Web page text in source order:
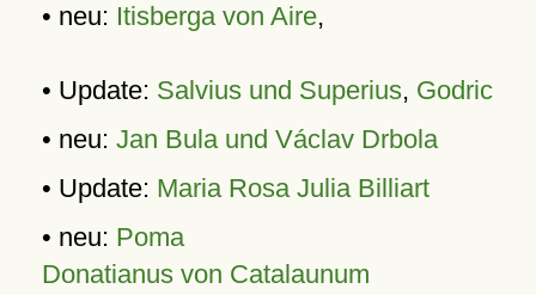
• neu: Itisberga von Aire,
• Update: Salvius und Superius, Godric
• neu: Jan Bula und Václav Drbola
• Update: Maria Rosa Julia Billiart
• neu: Poma
Donatianus von Catalaunum